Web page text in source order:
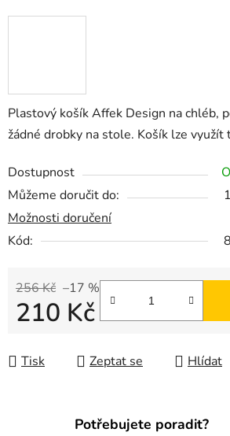
Plastový košík Affek Design na chléb,
žádné drobky na stole. Košík lze využít
Dostupnost
Můžeme doručit do:
Možnosti doručení
Kód:
256 Kč –17 %
210 Kč
Tisk Zeptat se Hlídat
Potřebujete poradit?